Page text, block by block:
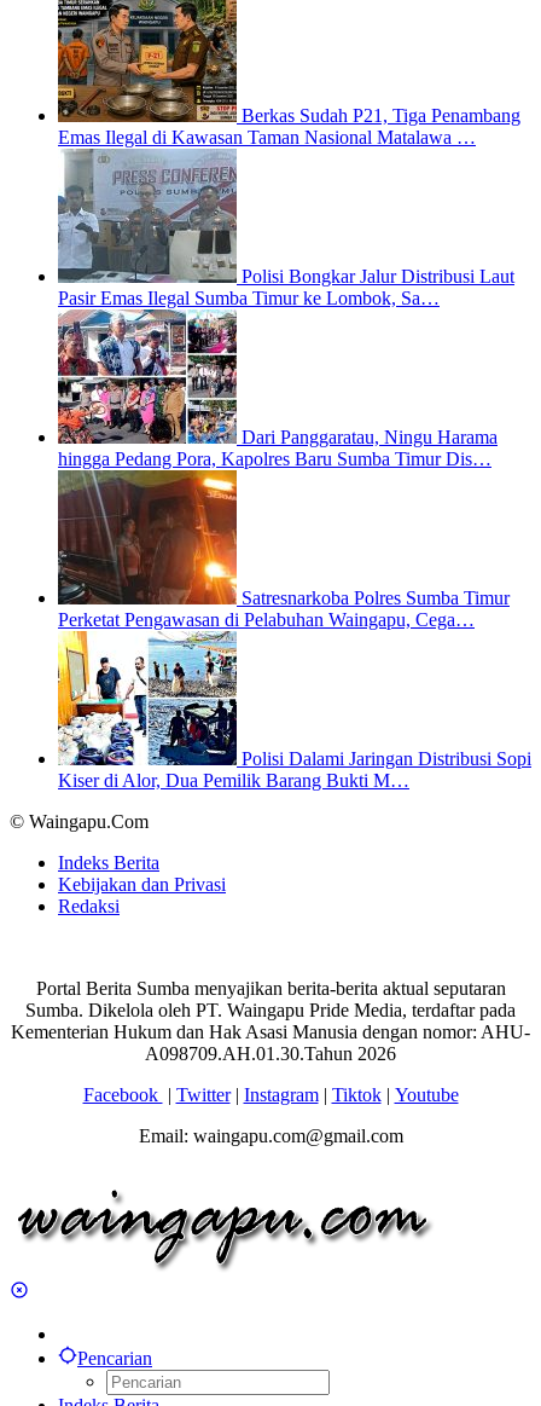
Berkas Sudah P21, Tiga Penambang
Emas Ilegal di Kawasan Taman Nasional Matalawa …
Polisi Bongkar Jalur Distribusi Laut
Pasir Emas Ilegal Sumba Timur ke Lombok, Sa…
Dari Panggaratau, Ningu Harama
hingga Pedang Pora, Kapolres Baru Sumba Timur Dis…
Satresnarkoba Polres Sumba Timur
Perketat Pengawasan di Pelabuhan Waingapu, Cega…
Polisi Dalami Jaringan Distribusi Sopi
Kiser di Alor, Dua Pemilik Barang Bukti M…
© Waingapu.Com
Indeks Berita
Kebijakan dan Privasi
Redaksi
Portal Berita Sumba menyajikan berita-berita aktual seputaran
Sumba. Dikelola oleh PT. Waingapu Pride Media, terdaftar pada
Kementerian Hukum dan Hak Asasi Manusia dengan nomor: AHU-
A098709.AH.01.30.Tahun 2026
Facebook | Twitter| Instagram| Tiktok| Youtube
Email: waingapu.com@gmail.com
Pencarian